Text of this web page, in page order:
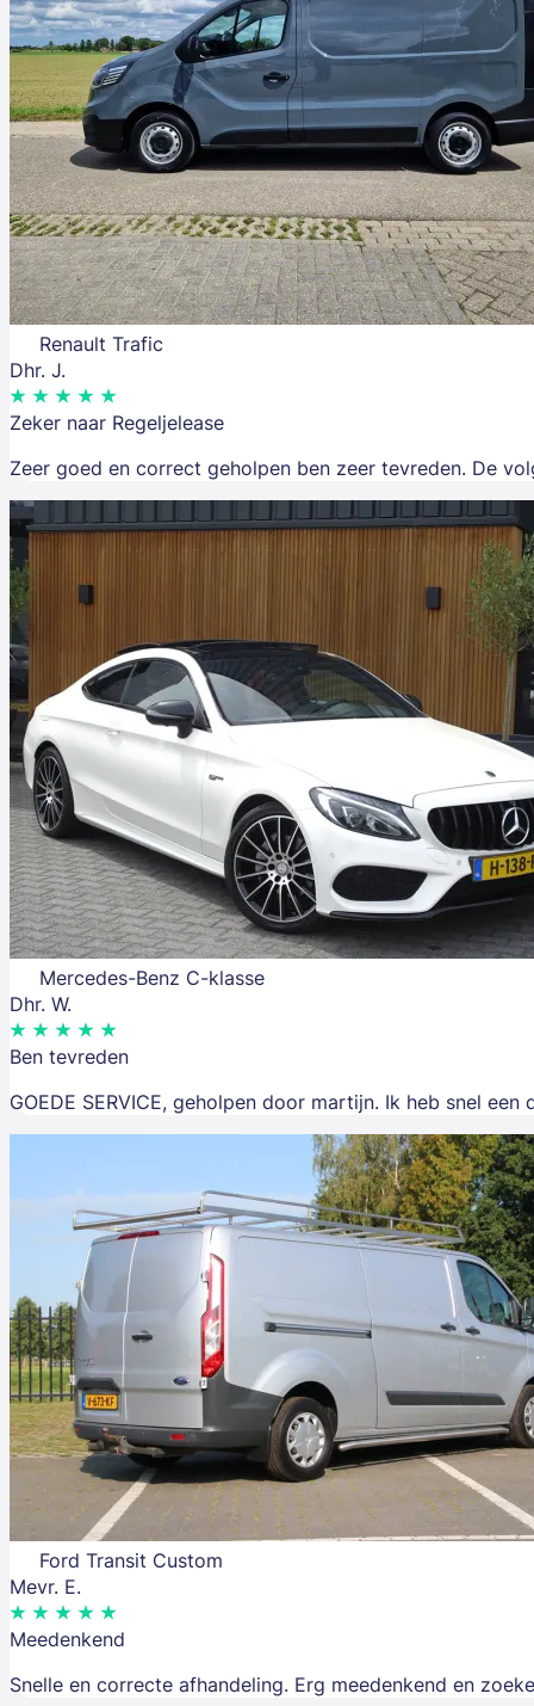
Renault Trafic
Dhr. J.
Zeker naar Regeljelease
Zeer goed en correct geholpen ben zeer tevreden. De
Mercedes-Benz C-klasse
Dhr. W.
Ben tevreden
GOEDE SERVICE, geholpen door martijn. Ik heb snel
Ford Transit Custom
Mevr. E.
Meedenkend
Snelle en correcte afhandeling. Erg meedenkend en